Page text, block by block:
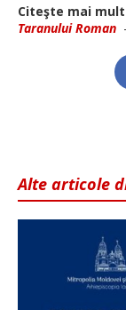
Citeşte mai
Taranului Roman
Alte articole